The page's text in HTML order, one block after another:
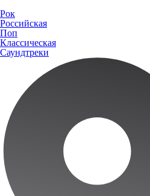
Рок
Российская
Поп
Классическая
Саундтреки